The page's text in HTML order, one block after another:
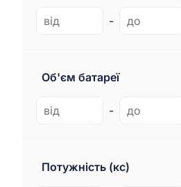
BYD
Freightliner
-
Об'єм батареї
-
Потужність (кс)